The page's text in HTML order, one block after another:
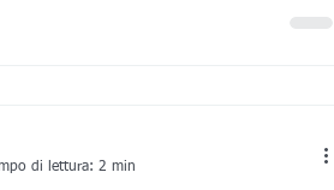
di lettura: 2 min